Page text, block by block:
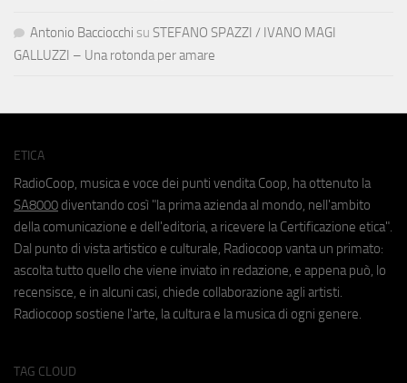
Antonio Bacciocchi su STEFANO SPAZZI / IVANO MAGI
GALLUZZI – Una rotonda per amare
ETICA
RadioCoop, musica e voce dei punti vendita Coop, ha ottenuto la
SA8000 diventando così "la prima azienda al mondo, nell'ambito
della comunicazione e dell'editoria, a ricevere la Certificazione etica".
Dal punto di vista artistico e culturale, Radiocoop vanta un primato:
ascolta tutto quello che viene inviato in redazione, e appena può, lo
recensisce, e in alcuni casi, chiede collaborazione agli artisti.
Radiocoop sostiene l'arte, la cultura e la musica di ogni genere.
TAG CLOUD